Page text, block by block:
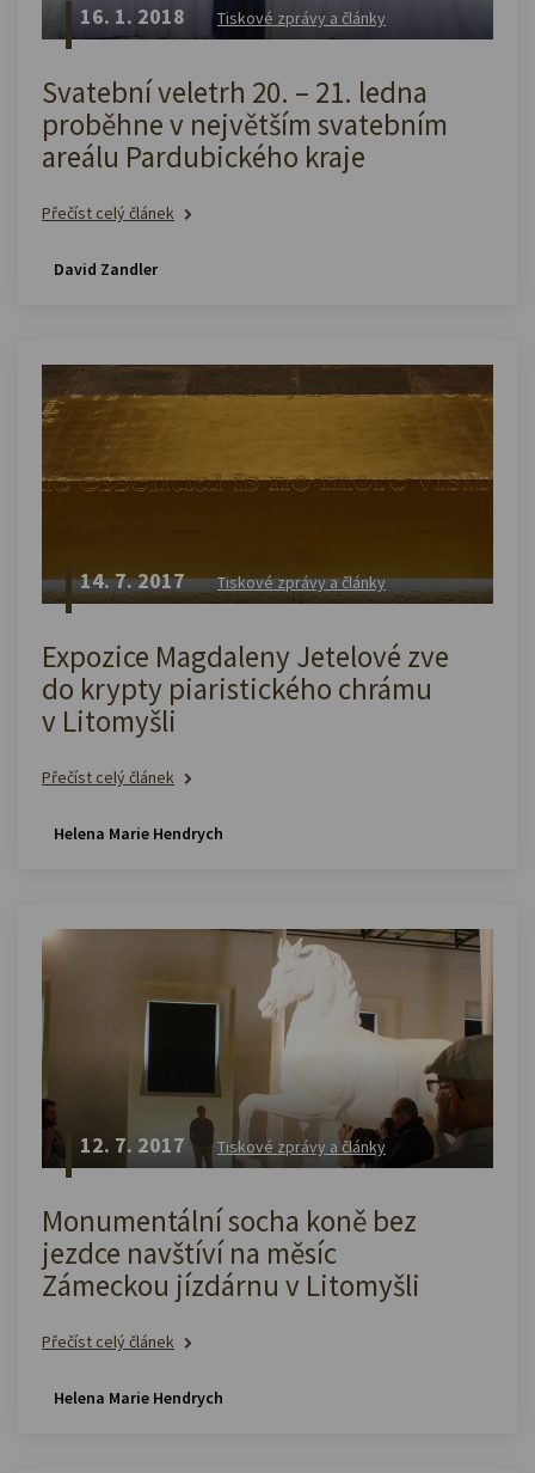
16. 1. 2018 Tiskové zprávy a články
Svatební veletrh 20. – 21. ledna
proběhne v největším svatebním
areálu Pardubického kraje
Přečíst celý článek
David Zandler
14. 7. 2017 Tiskové zprávy a články
Expozice Magdaleny Jetelové zve
do krypty piaristického chrámu
v Litomyšli
Přečíst celý článek
Helena Marie Hendrych
12. 7. 2017 Tiskové zprávy a články
Monumentální socha koně bez
jezdce navštíví na měsíc
Zámeckou jízdárnu v Litomyšli
Přečíst celý článek
Helena Marie Hendrych